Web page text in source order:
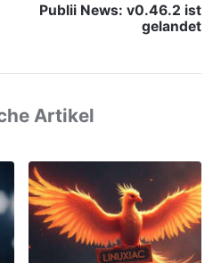
Publii News: v0.46.2 ist
gelandet
Artikel